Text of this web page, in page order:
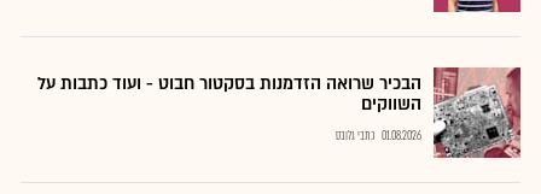
הבכיר שרואה הזדמנות בסקטור חבוט - ועוד כתבות על
השווקים
01.08.2026 כתבי גלובס